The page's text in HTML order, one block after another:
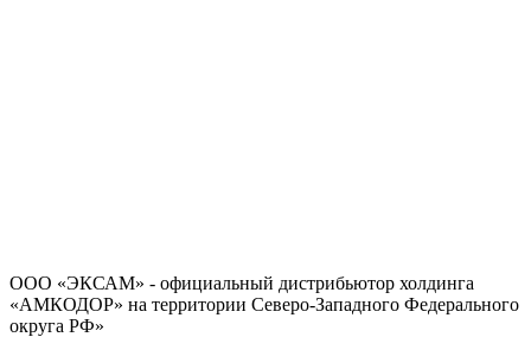
ООО «ЭКСАМ» - официальный дистрибьютор холдинга
«АМКОДОР» на территории Северо-Западного Федерального
округа РФ»